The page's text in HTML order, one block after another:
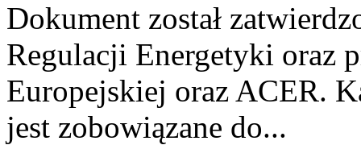
Dokument został
Regulacji Energetyki oraz
Europejskiej oraz ACER.
jest zobowiązane do...